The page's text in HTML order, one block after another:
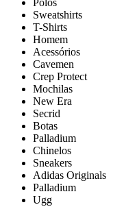
Sweatshirts
T-Shirts
Homem
Acessórios
Cavemen
Crep Protect
Mochilas
New Era
Secrid
Botas
Palladium
Chinelos
Sneakers
Adidas Originals
Palladium
Ugg